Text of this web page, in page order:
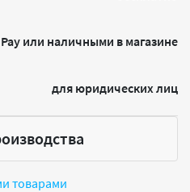
или наличными в магазине
для юридических лиц
товарами